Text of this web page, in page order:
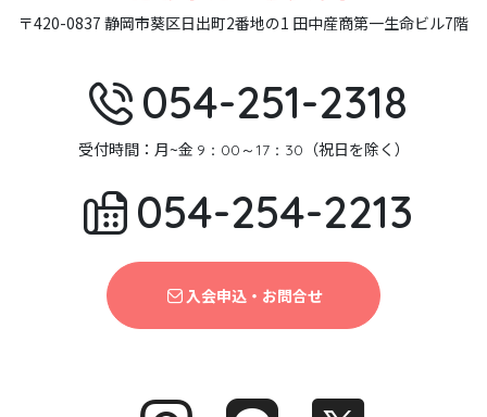
〒420-0837 静岡市葵区日出町2番地の1 田中産商第一生命ビル7階
054-251-2318
受付時間：月~金 9：00～17：30 （祝日を除く）
054-254-2213
入会申込・お問合せ